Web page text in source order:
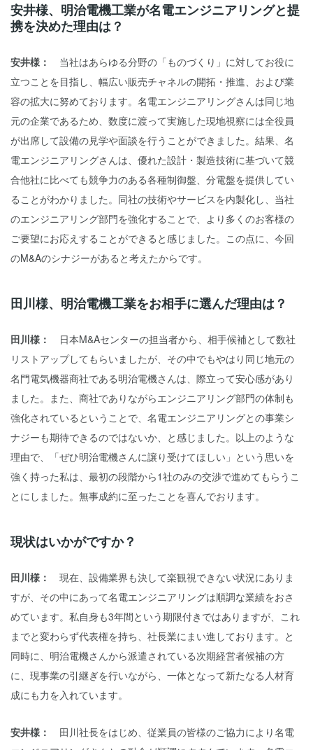
安井様、明治電機工業が名電エンジニアリングと提
携を決めた理由は？
安井様： 当社はあらゆる分野の「ものづくり」に対してお役に
立つことを目指し、幅広い販売チャネルの開拓・推進、および業
容の拡大に努めております。名電エンジニアリングさんは同じ地
元の企業であるため、数度に渡って実施した現地視察には全役員
が出席して設備の見学や面談を行うことができました。結果、名
電エンジニアリングさんは、優れた設計・製造技術に基づいて競
合他社に比べても競争力のある各種制御盤、分電盤を提供してい
ることがわかりました。同社の技術やサービスを内製化し、当社
のエンジニアリング部門を強化することで、より多くのお客様の
ご要望にお応えすることができると感じました。この点に、今回
のM&Aのシナジーがあると考えたからです。
田川様、明治電機工業をお相手に選んだ理由は？
田川様： 日本M&Aセンターの担当者から、相手候補として数社
リストアップしてもらいましたが、その中でもやはり同じ地元の
名門電気機器商社である明治電機さんは、際立って安心感があり
ました。また、商社でありながらエンジニアリング部門の体制も
強化されているということで、名電エンジニアリングとの事業シ
ナジーも期待できるのではないか、と感じました。以上のような
理由で、「ぜひ明治電機さんに譲り受けてほしい」という思いを
強く持った私は、最初の段階から1社のみの交渉で進めてもらうこ
とにしました。無事成約に至ったことを喜んでおります。
現状はいかがですか？
田川様： 現在、設備業界も決して楽観視できない状況にありま
すが、その中にあって名電エンジニアリングは順調な業績をおさ
めています。私自身も3年間という期限付きではありますが、これ
までと変わらず代表権を持ち、社長業にまい進しております。と
同時に、明治電機さんから派遣されている次期経営者候補の方
に、現事業の引継ぎを行いながら、一体となって新たなる人材育
成にも力を入れています。
安井様： 田川社長をはじめ、従業員の皆様のご協力により名電